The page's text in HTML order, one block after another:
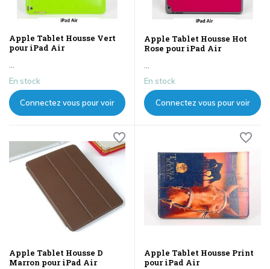
Apple Tablet Housse Vert
pour iPad Air
En stock
Connectez vous pour voir
Apple Tablet Housse Hot
Rose pour iPad Air
En stock
Connectez vous pour voir
Apple Tablet Housse D
Marron pour iPad Air
Apple Tablet Housse Print
pour iPad Air